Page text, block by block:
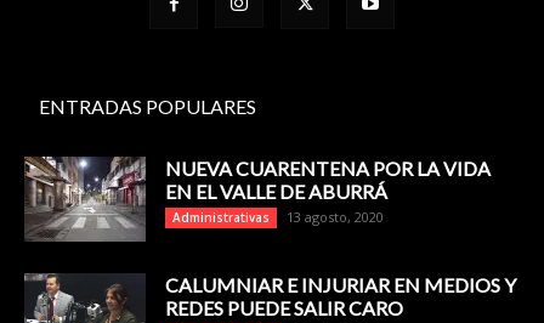
ENTRADAS POPULARES
NUEVA CUARENTENA POR LA VIDA
EN EL VALLE DE ABURRÁ
Administrativas 13 agosto, 2020
CALUMNIAR E INJURIAR EN MEDIOS Y
REDES PUEDE SALIR CARO